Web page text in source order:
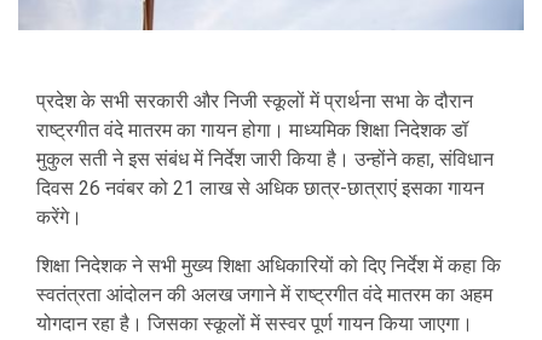
प्रदेश के सभी सरकारी और निजी स्कूलों में प्रार्थना सभा के दौरान
राष्ट्रगीत वंदे मातरम का गायन होगा। माध्यमिक शिक्षा निदेशक डॉ
मुकुल सती ने इस संबंध में निर्देश जारी किया है। उन्होंने कहा, संविधान
दिवस 26 नवंबर को 21 लाख से अधिक छात्र-छात्राएं इसका गायन
करेंगे।
शिक्षा निदेशक ने सभी मुख्य शिक्षा अधिकारियों को दिए निर्देश में कहा कि
स्वतंत्रता आंदोलन की अलख जगाने में राष्ट्रगीत वंदे मातरम का अहम
योगदान रहा है। जिसका स्कूलों में सस्वर पूर्ण गायन किया जाएगा।